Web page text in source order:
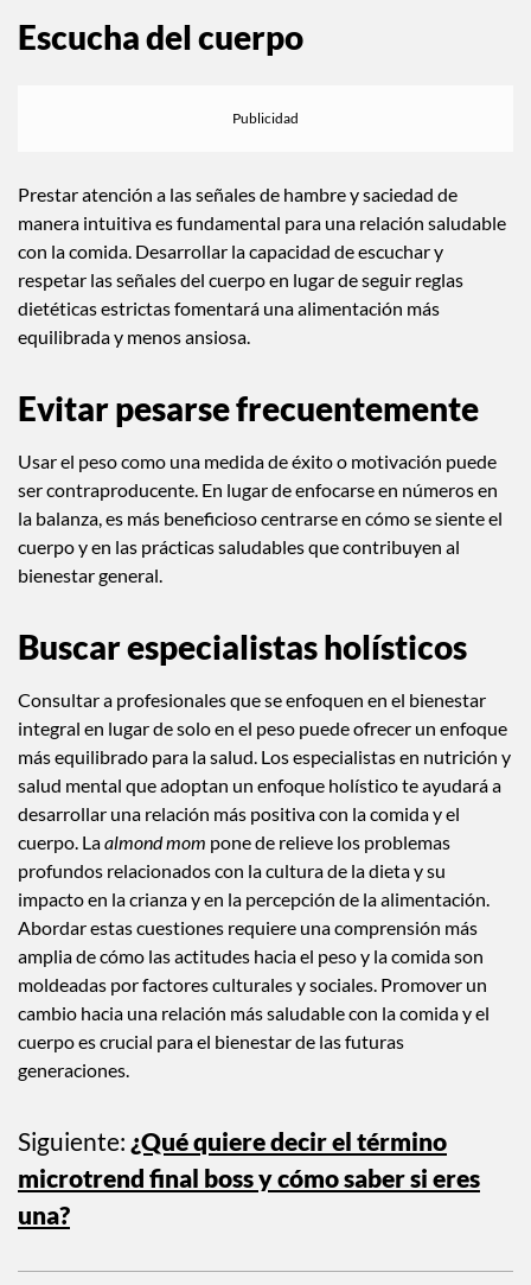
Escucha del cuerpo
Prestar atención a las señales de hambre y saciedad de
manera intuitiva es fundamental para una relación saludable
con la comida. Desarrollar la capacidad de escuchar y
respetar las señales del cuerpo en lugar de seguir reglas
dietéticas estrictas fomentará una alimentación más
Evitar pesarse frecuentemente
Usar el peso como una medida de éxito o motivación puede
ser contraproducente. En lugar de enfocarse en números en
la balanza, es más beneficioso centrarse en cómo se siente el
cuerpo y en las prácticas saludables que contribuyen al
Buscar especialistas holísticos
Consultar a profesionales que se enfoquen en el bienestar
integral en lugar de solo en el peso puede ofrecer un enfoque
más equilibrado para la salud. Los especialistas en nutrición y
salud mental que adoptan un enfoque holístico te ayudará a
desarrollar una relación más positiva con la comida y el
cuerpo. La almond mom pone de relieve los problemas
profundos relacionados con la cultura de la dieta y su
impacto en la crianza y en la percepción de la alimentación.
Abordar estas cuestiones requiere una comprensión más
amplia de cómo las actitudes hacia el peso y la comida son
moldeadas por factores culturales y sociales. Promover un
cambio hacia una relación más saludable con la comida y el
cuerpo es crucial para el bienestar de las futuras
Siguiente: ⁠⁠¿Qué quiere decir el término
microtrend final boss y cómo saber si eres